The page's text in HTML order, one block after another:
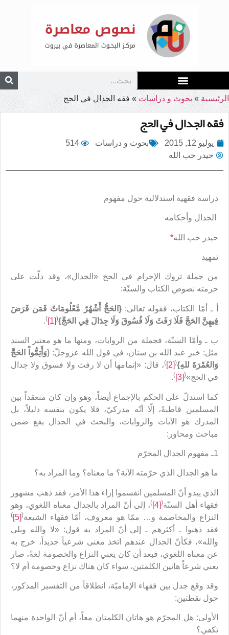
الرئيسية » بحوث و دراسات » فقه الجدال في الحج
فقه الجدال في الحج
يوليو 12, 2015 بحوث و دراسات
514
حيدر حب الله
دراسة فقهية استدلالية حول مفهوم
الجدال وأحكامه
حيدر حب الله*
تمهيد
من جملة تروك الإحرام في الحج «الجدال»، وقد دلّت على
حرمته نصوص الكتاب والسنّة:
أ ـ أمّا الكتاب، فقوله تعالى:{الحَجُّ أَشْهُرٌ مَّعْلُومَاتٌ فَمَن فَرَضَ
فِيهِنَّ الحَجَّ فَلَا رَفَثَ وَلَا فُسُوقَ وَلَا جِدَالَ فِي الحَجِّ}(
[1]
)
.
ب ـ وأمّا السنّة، فجملة من الروايات، ومنها ما هو معتبر السند
مثل: خبر عبد الله بن سنان، في قول الله عزوجلّ: {وَأَتِمُّواْ الحَجَّ
وَالعُمْرَةَ للهِ}
(
[2]
)، قال: «إتمامها أن لا رفث ولا فسوق ولا جدال
في الحج»(
[3]
)
.
كما استدلّ على الحكم بالإجماع أيضاً، وهو وإن كان منعقداً بين
المسلمين قاطبةً، إلّا أنّه مدركيّ، فلا يكون بنفسه دليلاً، بل
المدرك هو الآيات والروايات، والبحث في الجدال يقع ضمن
مباحث ومحاور:
1ـ مفهوم الجدال المحرّم
ما هو الجدال الذي حرّمته الآية؟ ما معناه؟ وما المراد به؟
الذي يبدو أنّ المسلمين انقسموا إزاء هذا الأمر، فقد ذهب مشهور
فقهاء أهل السنّة(
[4]
)، إلى أنّ المراد بالجدال معناه اللغوي، وهو
النزاع والمخاصمة و… ممّا هو معروف، أمّا فقهاء الشيعة(
[5]
)
فقد ذهبوا ـ أكثرهم ـ إلى أنّ المراد به قول: «لا والله وبلى
والله»، فكأنّ الجدال عندهم اتخذ معنى شرعياً جديداً، خرج به
عن معناه اللغوي، فبعد أن كان يعني النزاع والخصومة لغةً، صار
يعني شرعاً هاتين الكلمتين، سواء كان هناك نزاع وخصومة أم لا؟
وقد وقع جدل بين فقهاء الإماميّة، انطلاقاً من التفسير المذكور،
حول نقطتين:
الأولى: هل المحرّم هو هاتان الكلمتان معاً، أم أنّ الواحدة منهما
تكفي؟